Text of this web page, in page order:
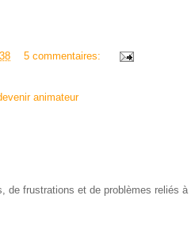
5 commentaires:
animateur
de frustrations et de problèmes reliés à